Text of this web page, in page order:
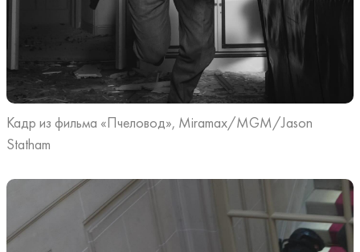
Кадр из фильма «Пчеловод», Miramax/MGM/Jason
Statham